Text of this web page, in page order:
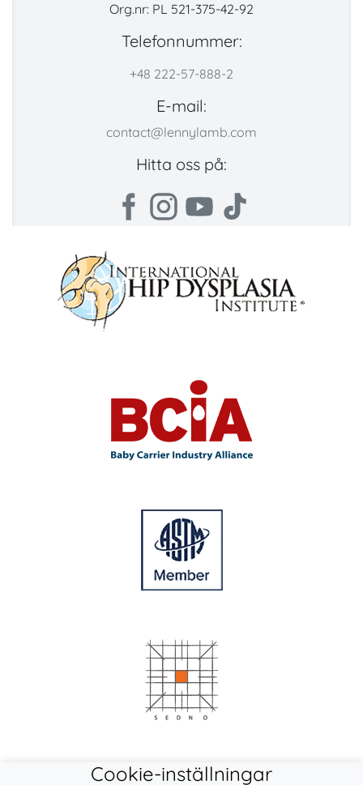
Org.nr: PL 521-375-42-92
Telefonnummer:
+48 222-57-888-2
E-mail:
contact@lennylamb.com
Hitta oss på:
Cookie-inställningar